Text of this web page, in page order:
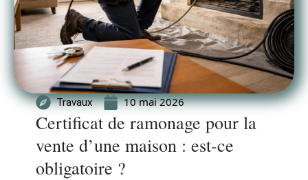
Travaux 10 mai 2026
Certificat de ramonage pour la
vente d’une maison : est-ce
obligatoire ?